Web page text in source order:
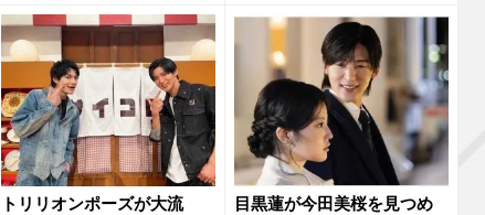
トリリオンポーズが大流
目黒蓮が今田美桜を見つめ